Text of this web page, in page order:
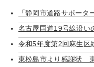
「静岡市道路サポータ
名古屋国道19号線沿い
令和5年度第2回麻生区
東松島市より感謝状